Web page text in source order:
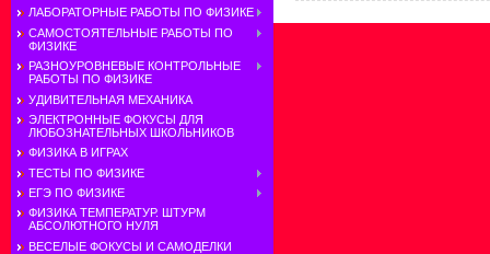
ЛАБОРАТОРНЫЕ РАБОТЫ ПО ФИЗИКЕ
САМОСТОЯТЕЛЬНЫЕ РАБОТЫ ПО
ФИЗИКЕ
РАЗНОУРОВНЕВЫЕ КОНТРОЛЬНЫЕ
РАБОТЫ ПО ФИЗИКЕ
УДИВИТЕЛЬНАЯ МЕХАНИКА
ЭЛЕКТРОННЫЕ ФОКУСЫ ДЛЯ
ЛЮБОЗНАТЕЛЬНЫХ ШКОЛЬНИКОВ
ФИЗИКА В ИГРАХ
ТЕСТЫ ПО ФИЗИКЕ
ЕГЭ ПО ФИЗИКЕ
ФИЗИКА ТЕМПЕРАТУР. ШТУРМ
АБСОЛЮТНОГО НУЛЯ
ВЕСЕЛЫЕ ФОКУСЫ И САМОДЕЛКИ